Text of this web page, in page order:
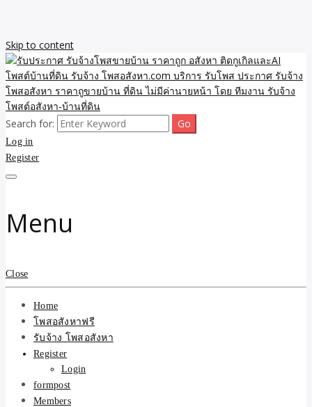
Skip to content
รับประกาศ รับจ้างโพสขาย
บ้าน ราคาถูก อสังหา ติดกู
รับจ้าง โพสอสังหา.com
บริการ รับโพส ประกาศ
รับจ้างโพสอสังหา ราคาถู
ขายบ้าน ที่ดิน ไม่มีค่านาย
หน้า โดย ทีมงาน รับจ้าง
โพสต์อสังหา-บ้านที่ดิน
รับจ้างโพสขายบ้าน ราคาถูก ประกาศ ขายอสังหา โฆษณา ไม่มีค่านาย
หน้า โพสอสังหา รับจ้างโพสขายบ้านบริการ รับจ้างโพสอสังหา ราคาถูก
ขายบ้าน ขายที่ดิน เว็บประกาศ โพส โฆษณา ลงประกาศฟรี
Search for:
Log in
Register
Menu
Close
Home
โพสอสังหาฟรี
รับจ้าง โพสอสังหา
Register
Login
formpost
Members